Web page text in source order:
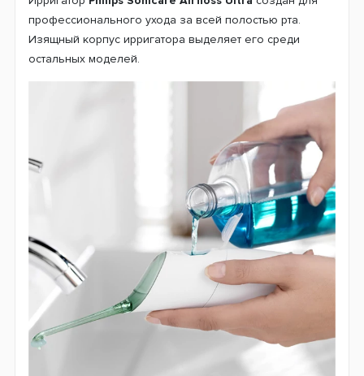
профессионального ухода за всей полостью рта.
Изящный корпус ирригатора выделяет его среди
остальных моделей.